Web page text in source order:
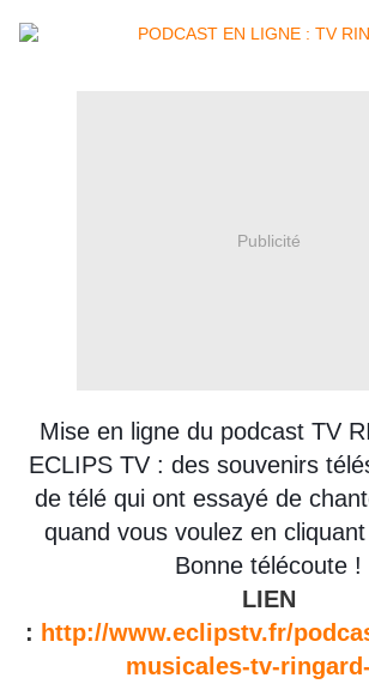
Publicité
Mise en ligne du podcast TV
ECLIPS TV : des souvenirs
de télé qui ont essayé de
quand vous voulez en
Bonne télécoute !
LIEN
: http://www.eclipstv.fr/
musicales-tv-